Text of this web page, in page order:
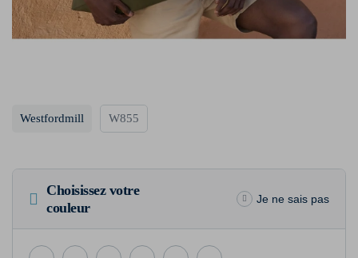
Westfordmill W855
Choisissez votre
couleur
Je ne sais pas